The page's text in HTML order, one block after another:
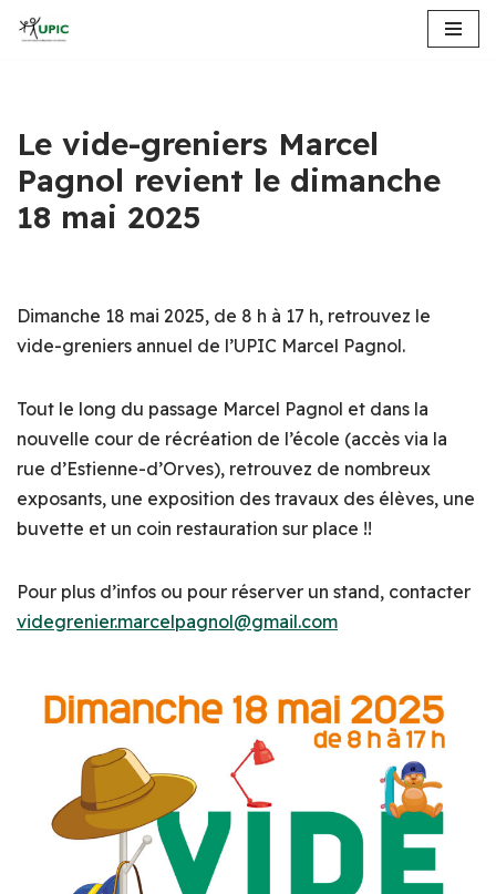
Le vide-greniers Marcel
Pagnol revient le dimanche
18 mai 2025
Dimanche 18 mai 2025, de 8 h à 17 h, retrouvez le
vide-greniers annuel de l’UPIC Marcel Pagnol.
Tout le long du passage Marcel Pagnol et dans la
nouvelle cour de récréation de l’école (accès via la
rue d’Estienne-d’Orves), retrouvez de nombreux
exposants, une exposition des travaux des élèves, une
buvette et un coin restauration sur place !!
Pour plus d’infos ou pour réserver un stand, contacter
videgrenier.marcelpagnol@gmail.com